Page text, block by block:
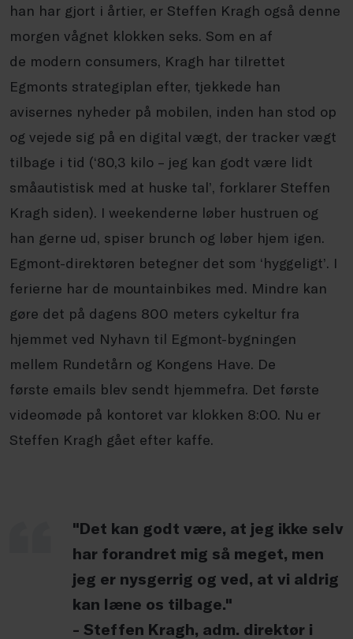
han har gjort i årtier, er Steffen Kragh også denne
morgen vågnet klokken seks. Som en af
de modern consumers, Kragh har tilrettet
Egmonts strategiplan efter, tjekkede han
avisernes nyheder på mobilen, inden han stod op
og vejede sig på en digital vægt, der tracker vægt
tilbage i tid (‘80,3 kilo – jeg kan godt være lidt
småautistisk med at huske tal’, forklarer Steffen
Kragh siden). I weekenderne løber hustruen og
han gerne ud, spiser brunch og løber hjem igen.
Egmont-direktøren betegner det som ‘hyggeligt’. I
ferierne har de mountainbikes med. Mindre kan
gøre det på dagens 800 meters cykeltur fra
hjemmet ved Nyhavn til Egmont-bygningen
mellem Rundetårn og Kongens Have. De
første emails blev sendt hjemmefra. Det første
videomøde på kontoret var klokken 8:00. Nu er
Steffen Kragh gået efter kaffe.
"Det kan godt være, at jeg ikke selv
har forandret mig så meget, men
jeg er nysgerrig og ved, at vi aldrig
kan læne os tilbage."
- Steffen Kragh, adm. direktør i